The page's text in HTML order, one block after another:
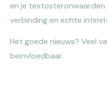
en je testosteronwaarden
verbinding en echte
Het goede nieuws? Veel
beïnvloedbaar.